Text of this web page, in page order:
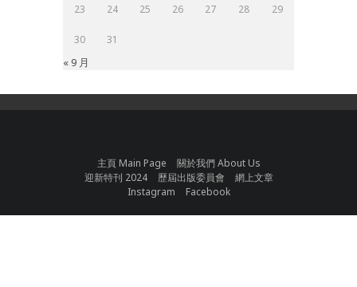
23 24 25 26 27 28 29
30 31
« 9 月
主頁 Main Page
關於我們 About Us
迎新特刊 2024
歷屆出版委員會
網上文章
Instagram
Facebook